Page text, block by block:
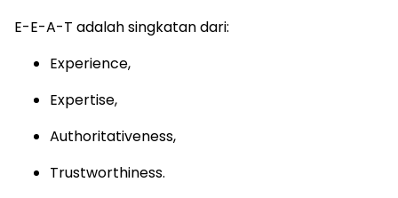
E-E-A-T adalah singkatan dari:
Experience,
Expertise,
Authoritativeness,
Trustworthiness.